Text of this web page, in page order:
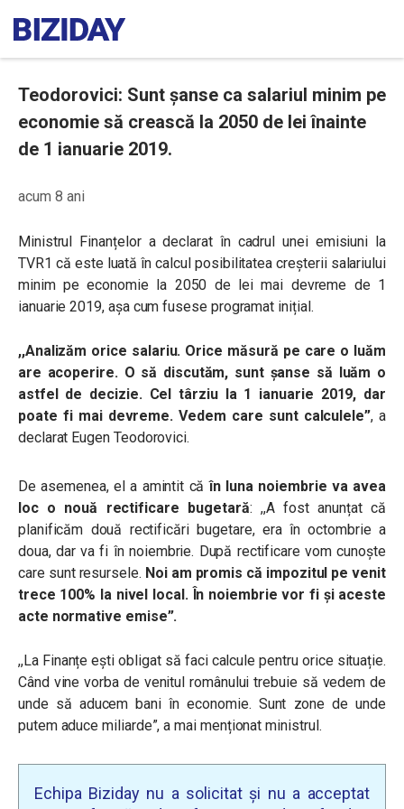
Teodorovici: Sunt șanse ca salariul minim pe
economie să crească la 2050 de lei înainte
de 1 ianuarie 2019.
acum 8 ani
Ministrul Finanțelor a declarat în cadrul unei emisiuni la
TVR1 că este luată în calcul posibilitatea creșterii salariului
minim pe economie la 2050 de lei mai devreme de 1
ianuarie 2019, așa cum fusese programat inițial.
,,Analizăm orice salariu. Orice măsură pe care o luăm
are acoperire. O să discutăm, sunt șanse să luăm o
astfel de decizie. Cel târziu la 1 ianuarie 2019, dar
poate fi mai devreme. Vedem care sunt calculele”, a
declarat Eugen Teodorovici.
De asemenea, el a amintit că în luna noiembrie va avea
loc o nouă rectificare bugetară: ,,A fost anunțat că
planificăm două rectificări bugetare, era în octombrie a
doua, dar va fi în noiembrie. După rectificare vom cunoște
care sunt resursele. Noi am promis că impozitul pe venit
trece 100% la nivel local. În noiembrie vor fi și aceste
acte normative emise”.
,,La Finanțe ești obligat să faci calcule pentru orice situație.
Când vine vorba de venitul românului trebuie să vedem de
unde să aducem bani în economie. Sunt zone de unde
putem aduce miliarde”, a mai menționat ministrul.
Echipa Biziday nu a solicitat și nu a acceptat